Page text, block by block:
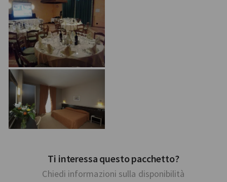
Ti interessa questo pacchetto?
Chiedi informazioni sulla disponibilità